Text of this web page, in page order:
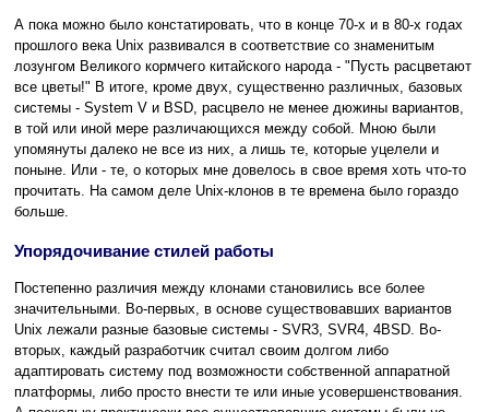
А пока можно было констатировать, что в конце 70-х и в 80-х годах
прошлого века Unix развивался в соответствие со знаменитым
лозунгом Великого кормчего китайского народа - "Пусть расцветают
все цветы!" В итоге, кроме двух, существенно различных, базовых
системы - System V и BSD, расцвело не менее дюжины вариантов,
в той или иной мере различающихся между собой. Мною были
упомянуты далеко не все из них, а лишь те, которые уцелели и
поныне. Или - те, о которых мне довелось в свое время хоть что-то
прочитать. На самом деле Unix-клонов в те времена было гораздо
больше.
Упорядочивание стилей работы
Постепенно различия между клонами становились все более
значительными. Во-первых, в основе существовавших вариантов
Unix лежали разные базовые системы - SVR3, SVR4, 4BSD. Во-
вторых, каждый разработчик считал своим долгом либо
адаптировать систему под возможности собственной аппаратной
платформы, либо просто внести те или иные усовершенствования.